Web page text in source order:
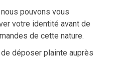
pouvons vous
votre identité avant de
de cette nature.
déposer plainte auprès